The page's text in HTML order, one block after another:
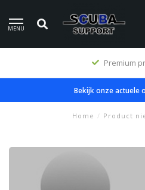
MENU
Premium
Bekijk onze actuele
Home / Product